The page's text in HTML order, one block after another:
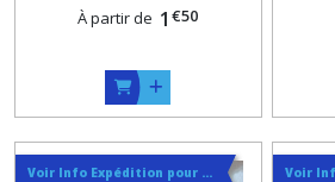
vêtement
À partir de 1 €50
Voir Info Expédition pour Régler les Frais de Port au Meilleur Prix , En haut d'ecran à Droite